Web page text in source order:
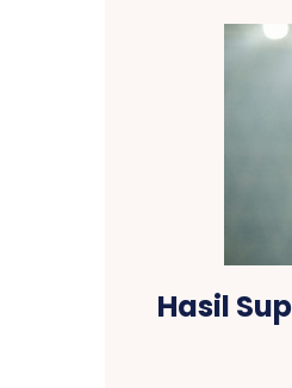
Hasil